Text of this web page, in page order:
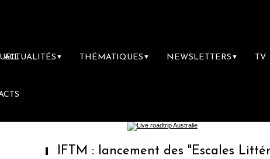
ACTUALITÉS ▼ THÉMATIQUES ▼ NEWSLETTERS ▼ TV
IFTM : lancement des "Escales Littéraires",